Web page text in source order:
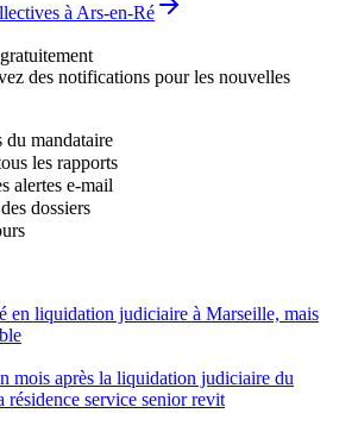
à Ars-en-Ré
des notifications pour les nouvelles
du mandataire
les rapports
alertes e-mail
dossiers
en liquidation judiciaire à Marseille, mais
mois après la liquidation judiciaire du
résidence service senior revit